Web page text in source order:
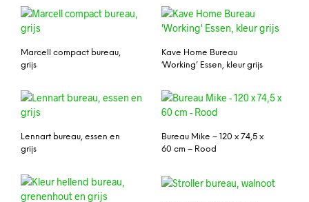
Marcell compact bureau,
grijs
Kave Home Bureau
‘Working’ Essen, kleur grijs
Lennart bureau, essen en
grijs
Bureau Mike – 120 x 74,5 x
60 cm – Rood